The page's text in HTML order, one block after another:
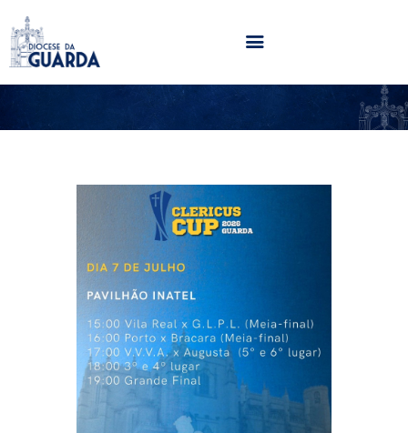
HOME
PARÓQUIAS
NOTÍCIAS
AGENDA
MULTIMÉDIA
SENTIR COM A IGREJA
CONTACTOS